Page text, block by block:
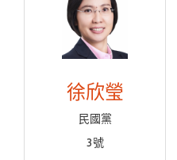
徐欣瑩
民國黨
3號